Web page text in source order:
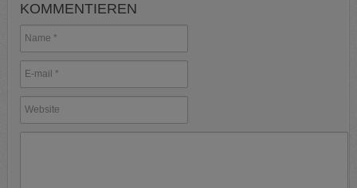
KOMMENTIEREN